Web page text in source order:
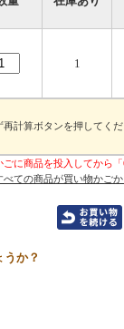
1
計算ボタンを押してく
ごに商品を投入してから
べての商品が買い物かご
か？